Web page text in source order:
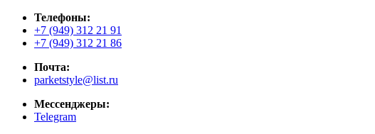
Телефоны:
+7 (949) 312 21 91
+7 (949) 312 21 86
Почта:
parketstyle@list.ru
Мессенджеры:
Telegram